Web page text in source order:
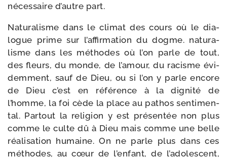
néces­saire d’autre part.
Naturalisme dans le cli­mat des cours où le dia­
logue prime sur l’af­fir­ma­tion du dogme. natu­ra­
lisme dans les méthodes où l’on parle de tout,
des fleurs, du monde, de l’a­mour, du racisme évi­
dem­ment, sauf de Dieu, ou si l’on y parle encore
de Dieu c’est en réfé­rence à la digni­té de
l’homme, la foi cède la place au pathos sen­ti­men­
tal. Partout la reli­gion y est pré­sen­tée non plus
comme le culte dû à Dieu mais comme une belle
réa­li­sa­tion humaine. On ne parle plus dans ces
méthodes, au cœur de l’en­fant, de l’a­do­les­cent,